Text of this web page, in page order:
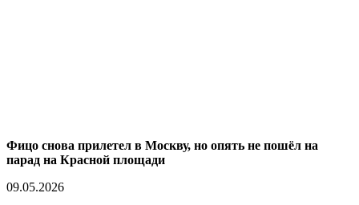
Фицо снова прилетел в Москву, но опять не пошёл на
парад на Красной площади
09.05.2026